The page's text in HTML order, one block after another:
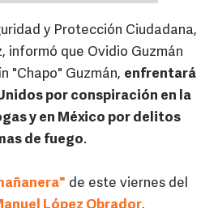
y Protección Ciudadana,
informó que Ovidio Guzmán
"Chapo" Guzmán, enfrentará
por conspiración en la
y en México por delitos
de fuego.
de este viernes del